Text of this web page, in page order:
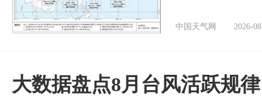
中国天气网 2026-
大数据盘点8月台风活跃规律